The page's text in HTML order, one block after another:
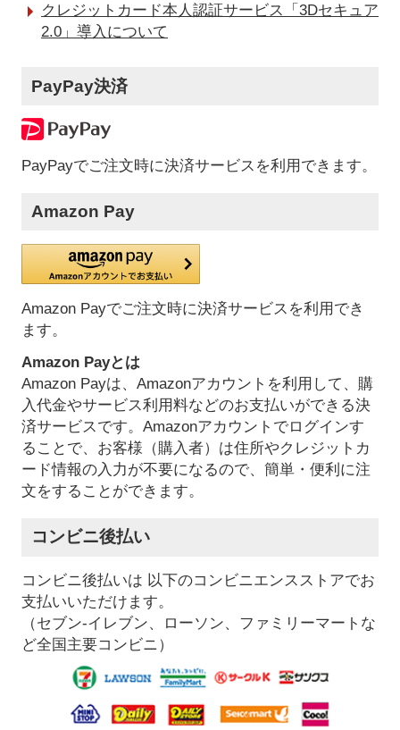
クレジットカード本人認証サービス「3Dセキュア
2.0」導入について
PayPay決済
PayPayでご注文時に決済サービスを利用できます。
Amazon Pay
Amazon Payでご注文時に決済サービスを利用でき
ます。
Amazon Payとは
Amazon Payは、Amazonアカウントを利用して、購
入代金やサービス利用料などのお支払いができる決
済サービスです。Amazonアカウントでログインす
ることで、お客様（購入者）は住所やクレジットカ
ード情報の入力が不要になるので、簡単・便利に注
文をすることができます。
コンビニ後払い
コンビニ後払いは 以下のコンビニエンスストアでお
支払いいただけます。
（セブン-イレブン、ローソン、ファミリーマートな
ど全国主要コンビニ）